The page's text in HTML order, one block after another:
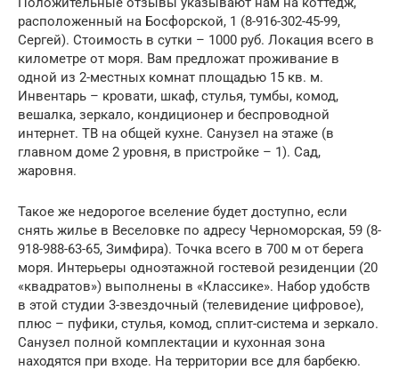
расположенный на Босфорской, 1 (8-916-302-45-99,
Сергей). Стоимость в сутки – 1000 руб. Локация всего в
километре от моря. Вам предложат проживание в
одной из 2-местных комнат площадью 15 кв. м.
Инвентарь – кровати, шкаф, стулья, тумбы, комод,
вешалка, зеркало, кондиционер и беспроводной
интернет. ТВ на общей кухне. Санузел на этаже (в
главном доме 2 уровня, в пристройке – 1). Сад,
жаровня.
Такое же недорогое вселение будет доступно, если
снять жилье в Веселовке по адресу Черноморская, 59 (8-
918-988-63-65, Зимфира). Точка всего в 700 м от берега
моря. Интерьеры одноэтажной гостевой резиденции (20
«квадратов») выполнены в «Классике». Набор удобств
в этой студии 3-звездочный (телевидение цифровое),
плюс – пуфики, стулья, комод, сплит-система и зеркало.
Санузел полной комплектации и кухонная зона
находятся при входе. На территории все для барбекю.